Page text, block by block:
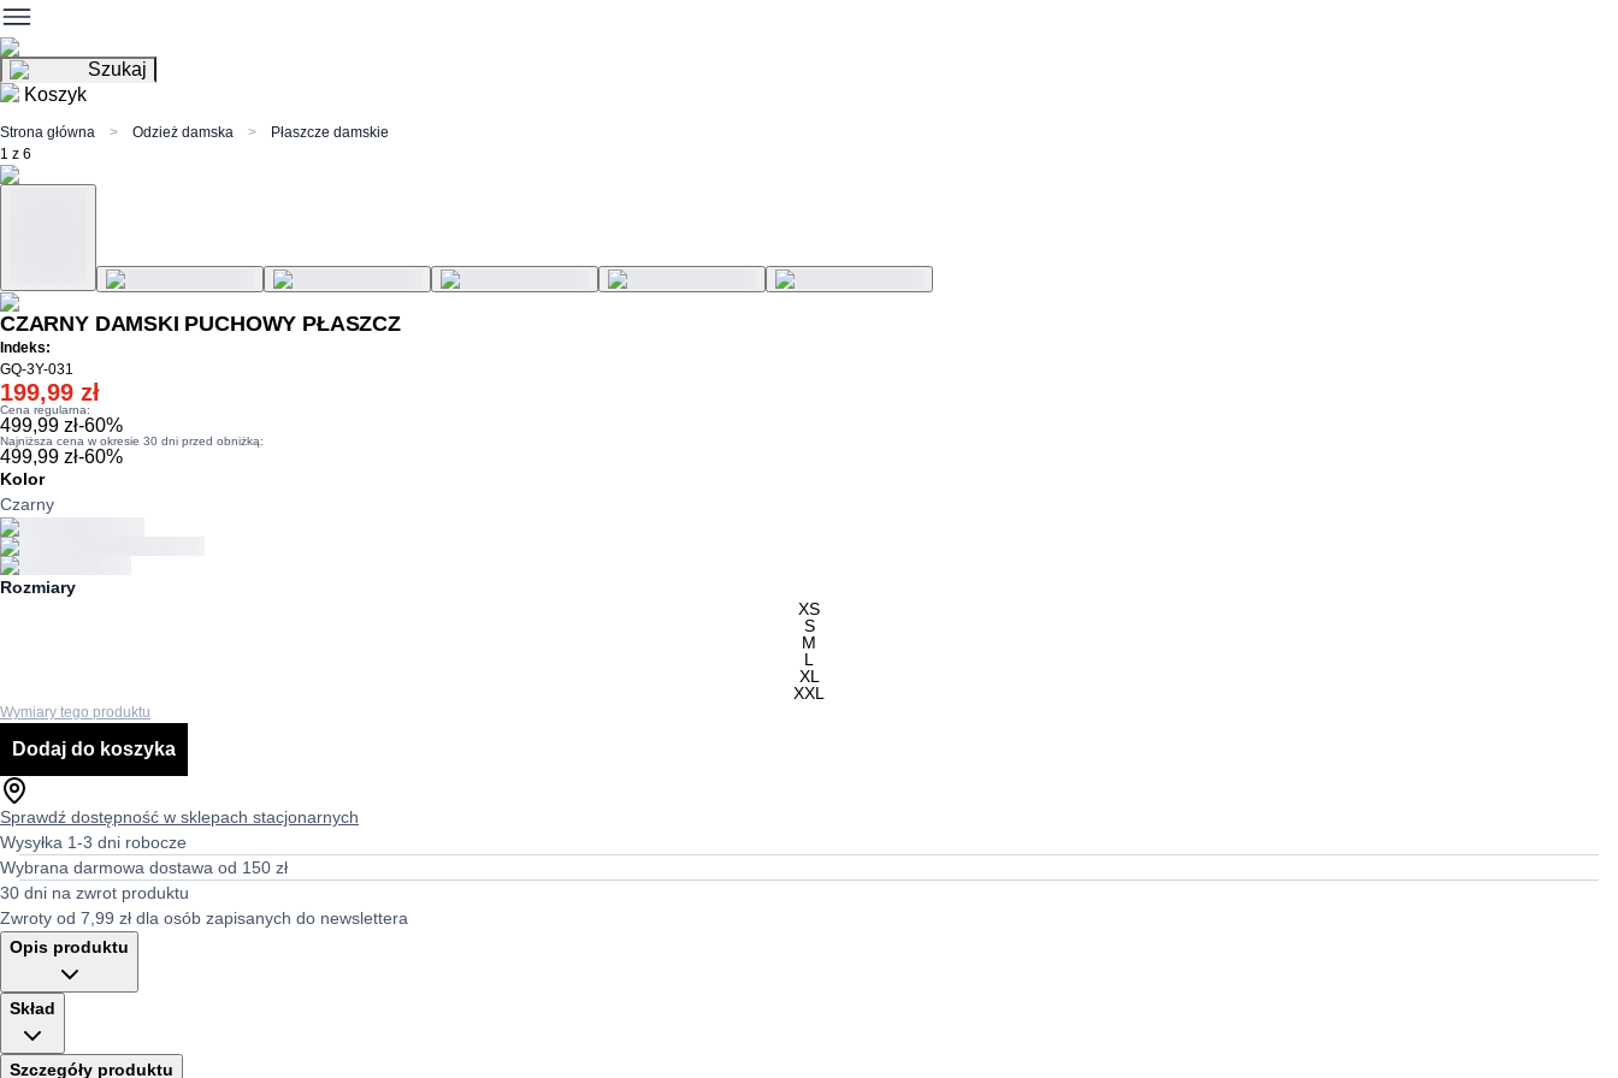
Szukaj
Koszyk
Strona główna Odzież damska
Płaszcze damskie
1 z 6
CZARNY DAMSKI PUCHOWY PŁASZCZ
Indeks:
GQ-3Y-031
199,99 zł
Cena regularna:
499,99 zł-60%
Najniższa cena w okresie 30 dni przed obniżką:
499,99 zł-60%
Kolor
Czarny
Rozmiary
XS
S
M
L
XL
XXL
Wymiary tego produktu
Dodaj do koszyka
Sprawdź dostępność w sklepach stacjonarnych
Wysyłka 1-3 dni robocze
Wybrana darmowa dostawa od 150 zł
30 dni na zwrot produktu
Zwroty od 7,99 zł dla osób zapisanych do newslettera
Opis produktu
Skład
Szczegóły produktu